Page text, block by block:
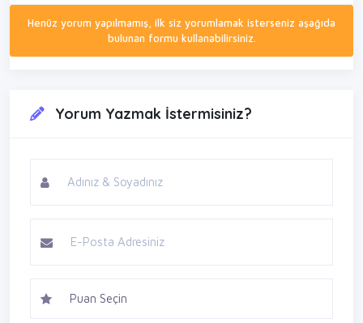
Henüz yorum yapılmamış, ilk siz yorumlamak isterseniz aşağıda
bulunan formu kullanabilirsiniz.
Yorum Yazmak İstermisiniz?